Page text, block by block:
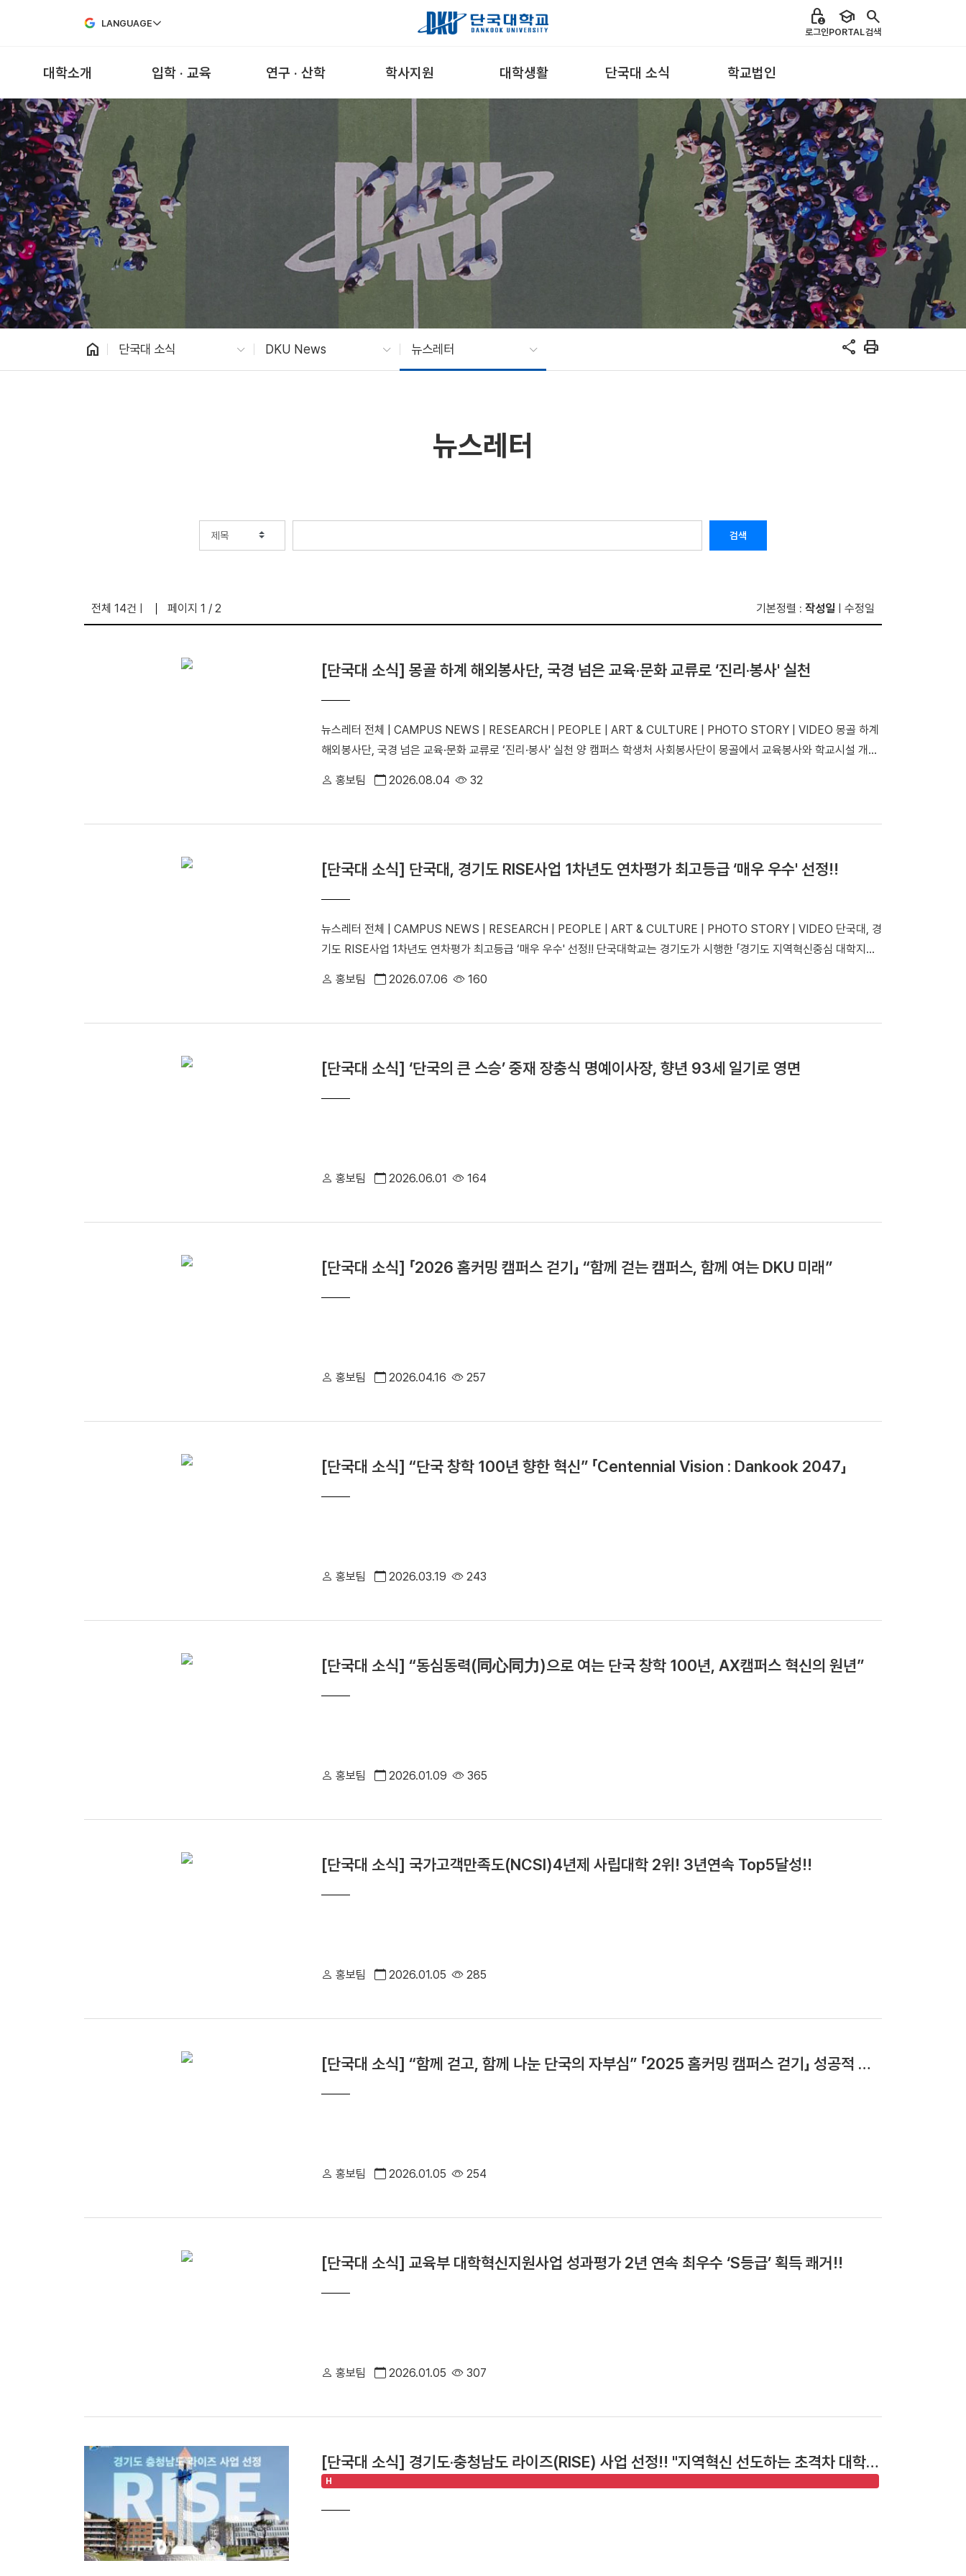
LANGUAGE lock_person
로그인
school
PORTAL
search
검색
대학소개 입학 · 교육 연구 · 산학 학사지원 대학생활 단국대 소식 학교법인
home 단국대 소식 DKU News 뉴스레터 share print
뉴스레터
검색
전체 14건 페이지 1 / 2 기본정렬 : 작성일 수정일
[단국대 소식] 몽골 하계 해외봉사단, 국경 넘은 교육·문화 교류로 ‘진리·봉사' 실천
뉴스레터 전체 | CAMPUS NEWS | RESEARCH | PEOPLE | ART & CULTURE | PHOTO STORY | VIDEO 몽골 하계
해외봉사단, 국경 넘은 교육·문화 교류로 ‘진리·봉사' 실천 양 캠퍼스 학생처 사회봉사단이 몽골에서 교육봉사와 학교시설 개선
(컴퓨터공학과), 스포츠 공정경쟁 위한 AI 도핑관리 플랫폼 개발 나서 홍웅기 교수팀, 차세대 2차원 반도체 'MoS₂' 안정적 p형
80주년 기부 첫 시작” 체육교육과 동문회, 발전기금 3,780만 원 약정 인태영 교수, 음악학부 발전기금 1,900만 원 기탁 "
style="width:100%; height:2400px; border:0;" scrolling="no">
홍보팀 2026.08.04 32
[단국대 소식] 단국대, 경기도 RISE사업 1차년도 연차평가 최고등급 ‘매우 우수' 선정!!
뉴스레터 전체 | CAMPUS NEWS | RESEARCH | PEOPLE | ART & CULTURE | PHOTO STORY | VIDEO 단국대, 경
기도 RISE사업 1차년도 연차평가 최고등급 ‘매우 우수' 선정!! 단국대학교는 경기도가 시행한 「경기도 지역혁신중심 대학지원
ESG연구소,「ESG규제 대응과 지속가능 전환 전략」학술연구회 개최 단국대 김선오 교수팀, AI 신뢰성 높이는 방어기술 개발…
홍보팀 2026.07.06 160
[단국대 소식] ‘단국의 큰 스승’ 중재 장충식 명예이사장, 향년 93세 일기로 영면
홍보팀 2026.06.01 164
[단국대 소식] 「2026 홈커밍 캠퍼스 걷기」 “함께 걷는 캠퍼스, 함께 여는 DKU 미래”
홍보팀 2026.04.16 257
[단국대 소식] “단국 창학 100년 향한 혁신” 「Centennial Vision : Dankook 2047」
홍보팀 2026.03.19 243
[단국대 소식] “동심동력(同心同力)으로 여는 단국 창학 100년, AX캠퍼스 혁신의 원년”
홍보팀 2026.01.09 365
[단국대 소식] 국가고객만족도(NCSI)4년제 사립대학 2위! 3년연속 Top5달성!!
홍보팀 2026.01.05 285
[단국대 소식] “함께 걷고, 함께 나눈 단국의 자부심” 「2025 홈커밍 캠퍼스 걷기」 성공적 개
홍보팀 2026.01.05 254
[단국대 소식] 교육부 대학혁신지원사업 성과평가 2년 연속 최우수 ‘S등급’ 획득 쾌거!!
홍보팀 2026.01.05 307
[단국대 소식] 경기도·충청남도 라이즈(RISE) 사업 선정!! "지역혁신 선도하는 초격차 대학으
로 도약"
H